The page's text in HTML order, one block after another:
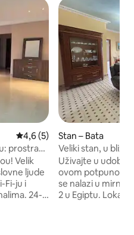
Prosječna ocjena: 4,6/5,
4,6 (5)
prostran i
ljude
Fi-ju i
24-
Stan – Bata
Veliki stan, u
Uživajte u
ovom potpuno
se nalazi u mirnoj
2 u Egiptu.